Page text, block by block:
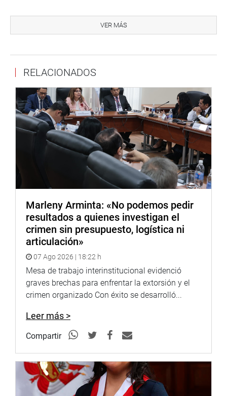
especializados en familia en distritos con alta carga
procesal, a fin de evitar que niñas y niños permanezcan
institucionalización prolongada afecta el desarrollo
emocional, social y psicológico de niñas, niños y
adolescentes, reduciendo sus posibilidades de
integración familiar y social.
Al cierre del encuentro, la congresista Esmeralda Limachi
reafirmó su compromiso de impulsar iniciativas
legislativas, acciones de fiscalización y articulación
interinstitucional, orientadas a construir un sistema de
adopciones más ágil, eficiente y humano, que coloque en
el centro el interés superior del niño y su derecho
fundamental a crecer en una familia.
DESPACHO DE LA CONGRESISTA ESMERALDA LIMACHI -
COMISIÓN ESPECIAL DE PROTECCIÓN A LA INFANCIA
DEL CONGRESO
VER MÁS
RELACIONADOS
Marleny Arminta: «No podemos pedir
resultados a quienes investigan el
crimen sin presupuesto, logística ni
articulación»
07 Ago 2026 | 18:22 h
Mesa de trabajo interinstitucional evidenció
graves brechas para enfrentar la extorsión y el
crimen organizado Con éxito se desarrolló...
Leer más >
Compartir